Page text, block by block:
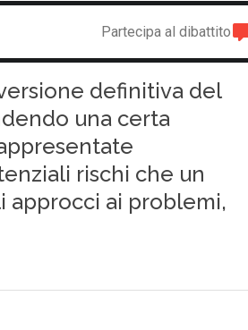
Partecipa al dibattito
definitiva del
una certa
rischi che un
approcci ai problemi,